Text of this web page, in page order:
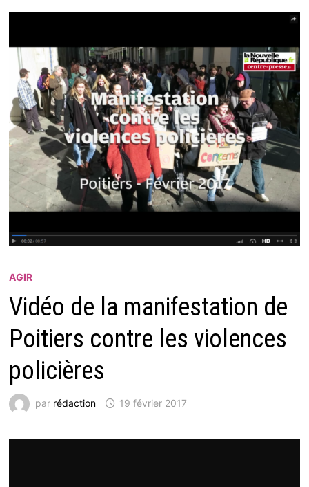
AGIR
Vidéo de la manifestation de
Poitiers contre les violences
policières
par rédaction 19 février 2017